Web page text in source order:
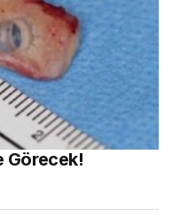
Görecek!